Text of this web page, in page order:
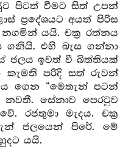
පිටත් වීමට සිත් උපන්
ප්‍රදේශයට අයත් පිරිස
යයි. චක්‍ර රත්නය
ගනියි. එහි බැස ගන්නා
ජලය ඉවත් වී බිත්තියක්
කැමති පරිදි සත් රුවන්
ගෙන “මෙතැන් පටන්
නවතී. සේනාව පෙරටුව
රජතුමා මැදය. චක්‍ර
ජලයෙන් පිරේ. මේ
යයි.